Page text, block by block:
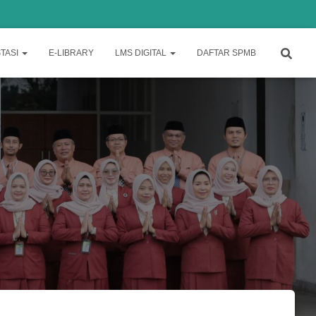
E-LIBRARY LMS DIGITAL DAFTAR SPMB